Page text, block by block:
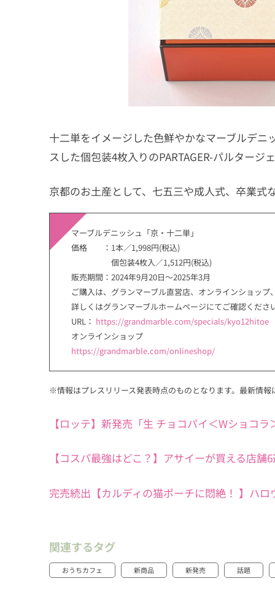
十二単をイメージした色鮮やかなマーブルデ
スした個包装4枚入りのPARTAGER-パルタージ
京都のお土産として、七五三や成人式、卒業式
マーブルデニッシュ「京・十二単」
価格 ：1本／1,998円(税込)
個包装4枚入／1,512円(税込)
販売期間：2024年9月20日～2025年3月
ご購入は、グランマーブル直営店、オンラインショップ
詳しくはグランマーブルホームページにてご確認くださ
URL： https://grandmarble.com/specials/kyo12hitoe
オンラインショップ
https://grandmarble.com/onlineshop/
※情報はプレスリリース発表時点のものとなります。最新情
【ロッテ】新発売「生 チョコパイ＜Wショコ
【コスパ最強はどこ？】アサイーが買える店
完売続出【カルディの猫ポーチに悶絶！ 】ハ
関連するタグ
おうちカフェ 新商品 新発売 話題